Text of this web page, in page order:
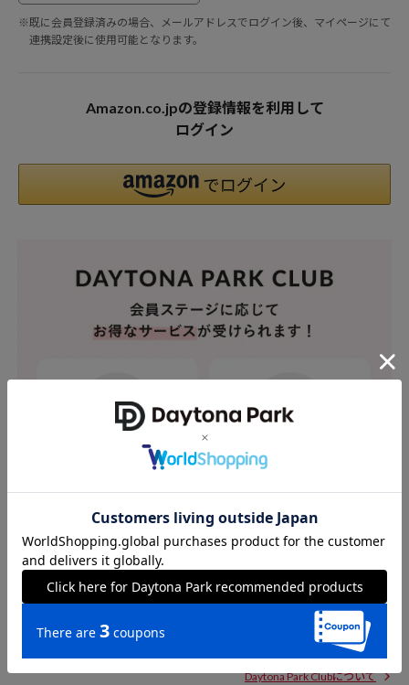
※既に会員登録済みの場合、メールアドレスでログイン後、マイページにて
連携設定後に使用可能となります。
Amazon.co.jpの登録情報を利用して
ログイン
Daytona Park Clubについて